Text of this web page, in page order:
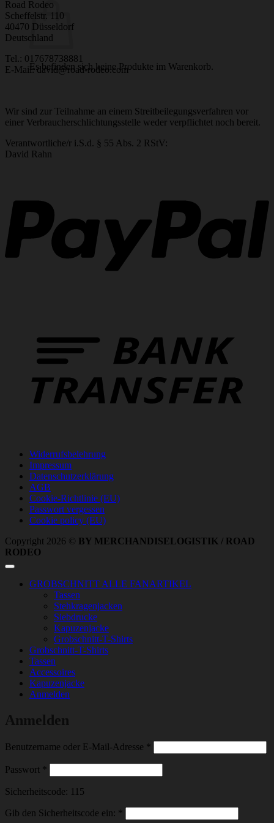
Es befinden sich keine Produkte im Warenkorb.
Road Rodeo
Scheffelstr. 110
40470 Düsseldorf
Deutschland
Tel.: 017678738881
E-Mail: david@road-rodeo.com
Wir sind zur Teilnahme an einem Streitbeilegungsverfahren vor
einer Verbraucherschlichtungsstelle weder verpflichtet noch bereit.
Verantwortliche/r i.S.d. § 55 Abs. 2 RStV:
David Rahn
Widerrufsbelehrung
Impressum
Datenschutzerklärung
AGB
Cookie-Richtlinie (EU)
Passwort vergessen
Cookie policy (EU)
Copyright 2026 © BY MERCHANDISELOGISTIK / ROAD
RODEO
GROBSCHNITT ALLE FANARTIKEL
Tassen
Stehkragenjacken
Siebdrucke
Kapuzenjacke
Grobschnitt-T-Shirts
Grobschnitt-T-Shirts
Tassen
Accessoires
Kapuzenjacke
Anmelden
Anmelden
Benutzername oder E-Mail-Adresse *
Passwort *
Sicherheitscode: 115
Gib den Sicherheitscode ein: *